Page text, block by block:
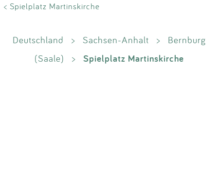
< Spielplatz Martinskirche
Deutschland > Sachsen-Anhalt >
Bernburg
(Saale)
> Spielplatz Martinskirche